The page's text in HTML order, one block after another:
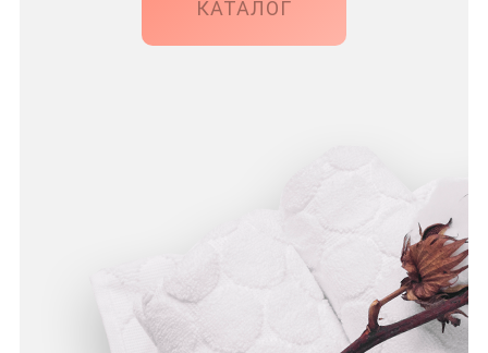
КАТАЛОГ